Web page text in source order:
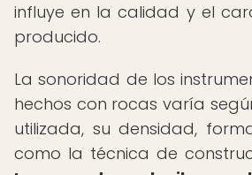
influye en la calidad y el
producido.
La sonoridad de los
hechos con rocas varía
utilizada, su densidad,
como la técnica de